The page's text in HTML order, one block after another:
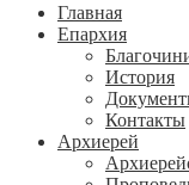
Главная
Епархия
История
Контакты
Архиерей